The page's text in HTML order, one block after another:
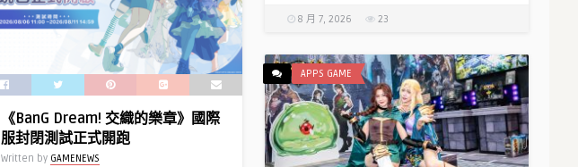
8 月 7, 2026 23
《BanG Dream! 交織的樂章》國際
服封閉測試正式開跑
Written by GAMENEWS
APPS GAME